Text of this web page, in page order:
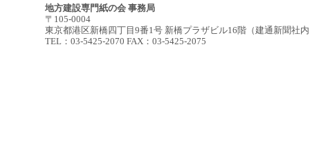
地方建設専門紙の会 事務局
〒105-0004
東京都港区新橋四丁目9番1号 新橋プラザビル16階（建通新聞社
TEL：03-5425-2070 FAX：03-5425-2075